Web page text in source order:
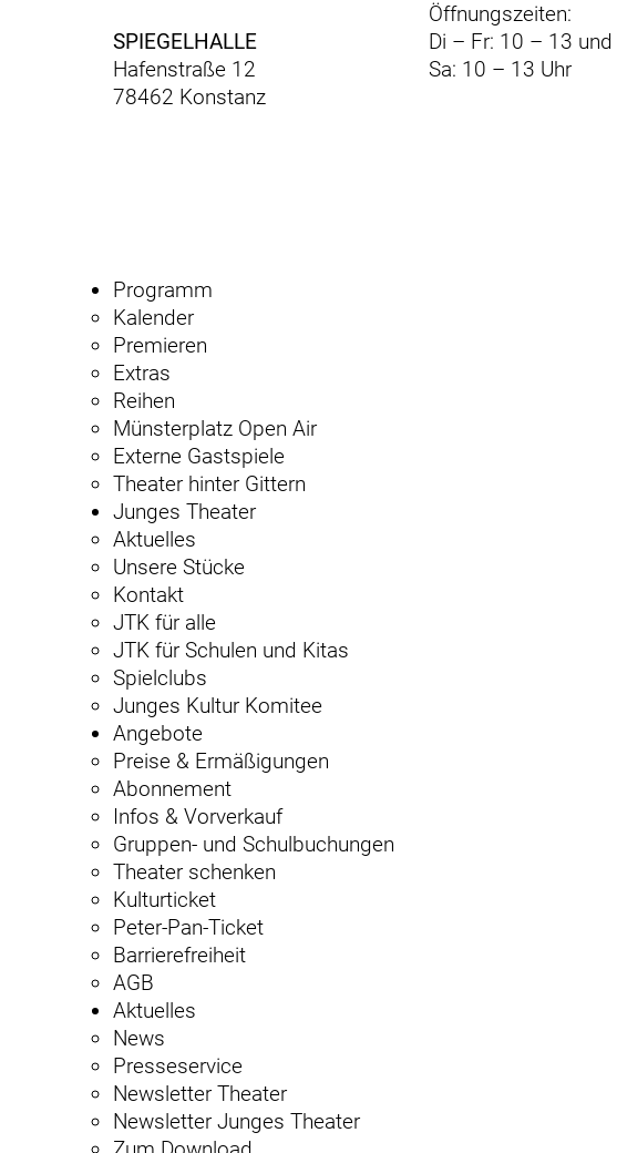
SPIEGELHALLE
Hafenstraße 12
78462 Konstanz
Öffnungszeiten:
Di – Fr: 10 – 13
Sa: 10 – 13 Uhr
Programm
Kalender
Premieren
Extras
Reihen
Münsterplatz Open Air
Externe Gastspiele
Theater hinter Gittern
Junges Theater
Aktuelles
Unsere Stücke
Kontakt
JTK für alle
JTK für Schulen und Kitas
Spielclubs
Junges Kultur Komitee
Angebote
Preise & Ermäßigungen
Abonnement
Infos & Vorverkauf
Gruppen- und Schulbuchungen
Theater schenken
Kulturticket
Peter-Pan-Ticket
Barrierefreiheit
AGB
Aktuelles
News
Presseservice
Newsletter Theater
Newsletter Junges Theater